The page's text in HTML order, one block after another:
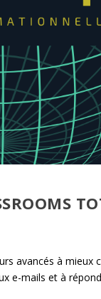
avancés à mieux
e-mails et à